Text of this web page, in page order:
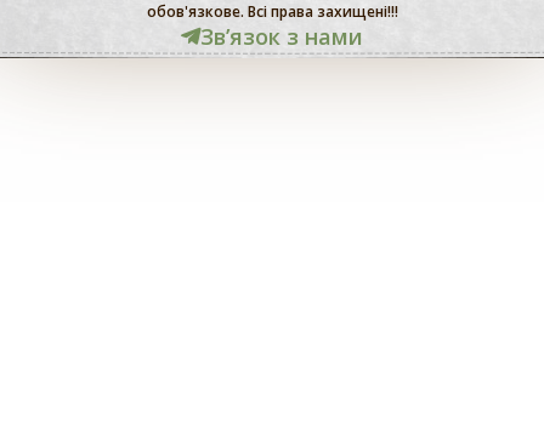
обов'язкове. Всі права захищені!!!
Звʼязок з нами